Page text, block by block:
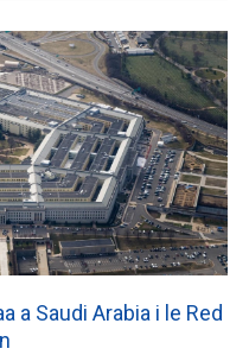
a Saudi Arabia i le Red